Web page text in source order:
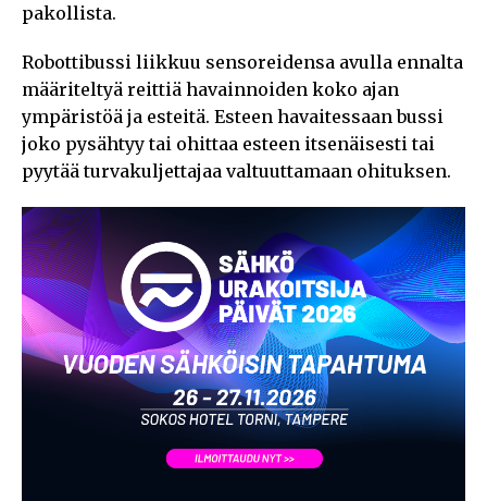
pakollista.
Robottibussi liikkuu sensoreidensa avulla ennalta
määriteltyä reittiä havainnoiden koko ajan
ympäristöä ja esteitä. Esteen havaitessaan bussi
joko pysähtyy tai ohittaa esteen itsenäisesti tai
pyytää turvakuljettajaa valtuuttamaan ohituksen.